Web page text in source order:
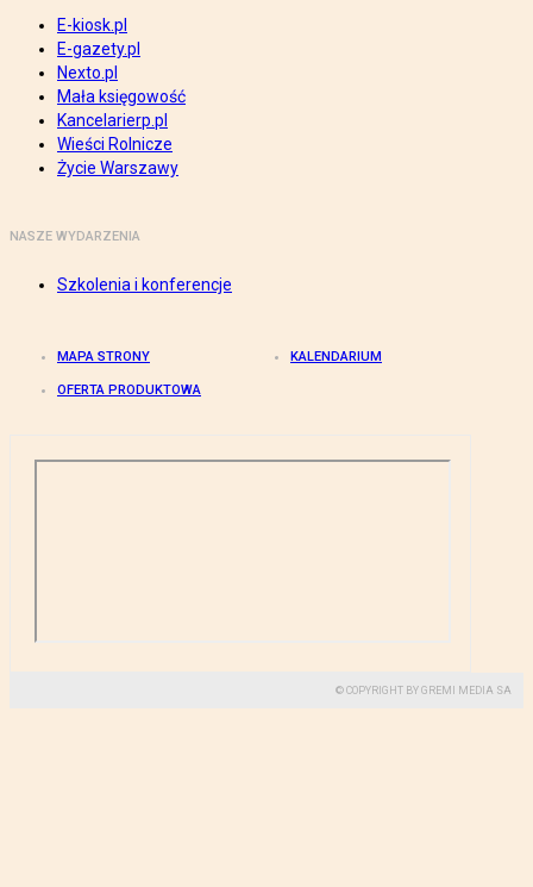
E-kiosk.pl
E-gazety.pl
Nexto.pl
Mała księgowość
Kancelarierp.pl
Wieści Rolnicze
Życie Warszawy
NASZE WYDARZENIA
Szkolenia i konferencje
MAPA STRONY KALENDARIUM
OFERTA PRODUKTOWA
© COPYRIGHT BY GREMI MEDIA SA